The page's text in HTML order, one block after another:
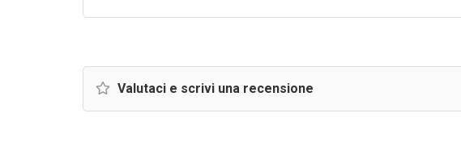
Valutaci e scrivi una recensione